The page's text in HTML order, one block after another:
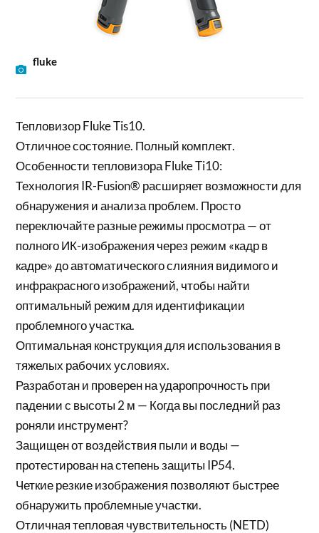
fluke
Тепловизор Fluke Tis10.
Отличное состояние. Полный комплект.
Особенности тепловизора Fluke Ti10:
Технология IR-Fusion® расширяет возможности для
обнаружения и анализа проблем. Просто
переключайте разные режимы просмотра — от
полного ИК-изображения через режим «кадр в
кадре» до автоматического слияния видимого и
инфракрасного изображений, чтобы найти
оптимальный режим для идентификации
проблемного участка.
Оптимальная конструкция для использования в
тяжелых рабочих условиях.
Разработан и проверен на ударопрочность при
падении с высоты 2 м — Когда вы последний раз
роняли инструмент?
Защищен от воздействия пыли и воды —
протестирован на степень защиты IP54.
Четкие резкие изображения позволяют быстрее
обнаружить проблемные участки.
Отличная тепловая чувствительность (NETD)